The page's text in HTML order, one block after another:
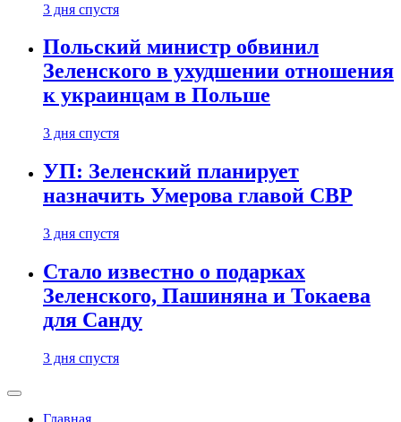
3 дня спустя
Польский министр обвинил
Зеленского в ухудшении отношения
к украинцам в Польше
3 дня спустя
УП: Зеленский планирует
назначить Умерова главой СВР
3 дня спустя
Стало известно о подарках
Зеленского, Пашиняна и Токаева
для Санду
3 дня спустя
Главная